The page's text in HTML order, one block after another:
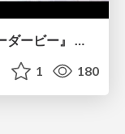
【CEDEC2026】『ウマ娘 プリティーダービー』 英語版のキャラクターの方言や口調をローカライズするための創造的アプローチ
1 180